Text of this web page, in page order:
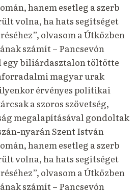
hanem esetleg a szerb
volna, ha hats segítséget
olvasom aÚtközben
számít – Pancsevón
egy biliárdasztalon töltötte
magyar urak
érvényes politikai
a szoros szövetség,
megalapításával gondoltak
nyarán Szent István
hanem esetleg a szerb
volna, ha hats segítséget
olvasom aÚtközben
számít – Pancsevón